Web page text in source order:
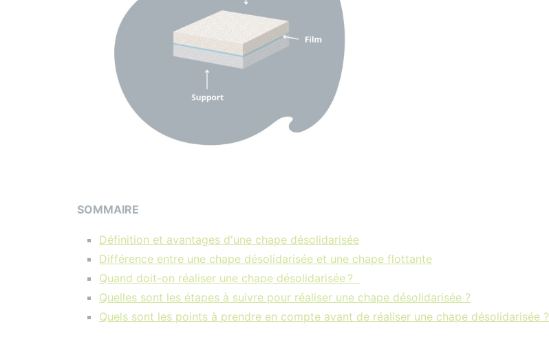
SOMMAIRE
Définition et avantages d'une chape désolidarisée
Différence entre une chape désolidarisée et une chape flottante
Quand doit-on réaliser une chape désolidarisée ?
Quelles sont les étapes à suivre pour réaliser une chape désolidarisée ?
Quels sont les points à prendre en compte avant de réaliser une chape désolidarisée ?